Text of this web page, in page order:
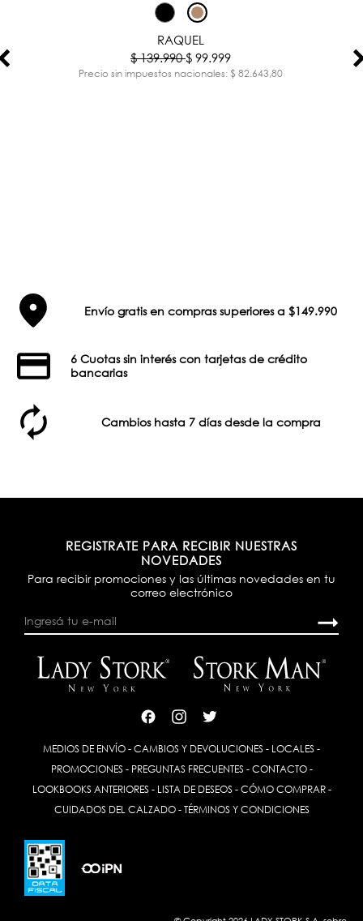
RAQUEL
$ 139.990$ 99.999
Precio sin impuestos nacionales: $ 82.643,80
Envío gratis en compras superiores a $149.990
6 Cuotas sin interés con tarjetas de crédito
bancarias
Cambios hasta 7 días desde la compra
REGISTRATE PARA RECIBIR NUESTRAS
NOVEDADES
Para recibir promociones y las últimas novedades en tu
correo electrónico
MEDIOS DE ENVÍO - CAMBIOS Y DEVOLUCIONES - LOCALES -
PROMOCIONES- PREGUNTAS FRECUENTES- CONTACTO-
LOOKBOOKS ANTERIORES- LISTA DE DESEOS- CÓMO COMPRAR-
CUIDADOS DEL CALZADO- TÉRMINOS Y CONDICIONES